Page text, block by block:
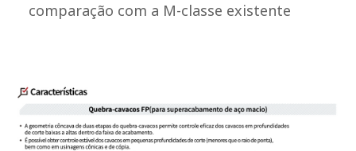
comparação com a M-classe existente